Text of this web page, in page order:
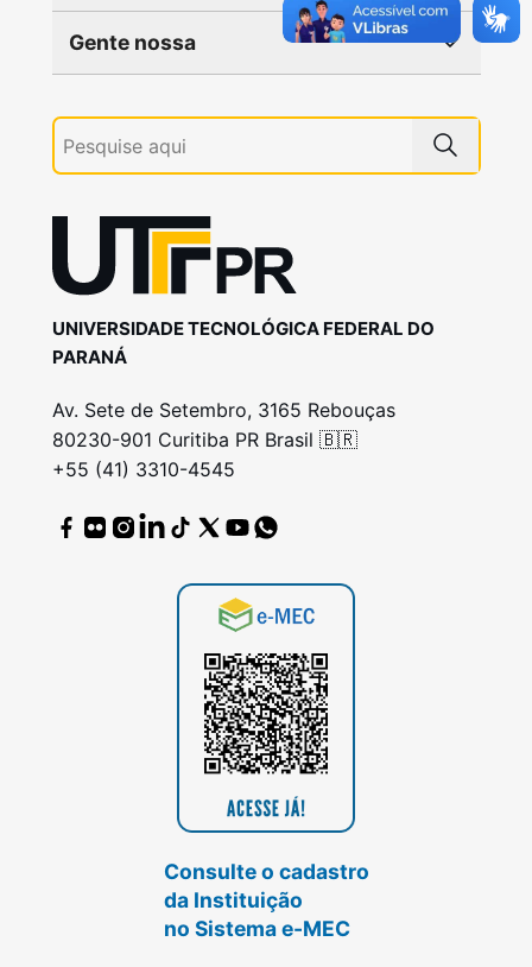
Gente nossa
UNIVERSIDADE TECNOLÓGICA FEDERAL DO
PARANÁ
Av. Sete de Setembro, 3165 Rebouças
80230-901 Curitiba PR Brasil 🇧🇷
+55 (41) 3310-4545
Consulte o cadastro
da Instituição
no Sistema e-MEC